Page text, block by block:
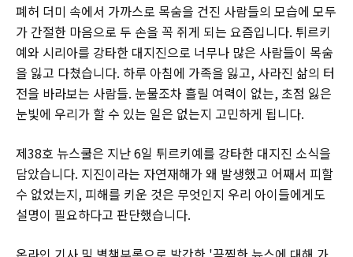
폐허 더미 속에서 가까스로 목숨을 건진 사람들의 모습에 모두
가 간절한 마음으로 두 손을 꼭 쥐게 되는 요즘입니다. 튀르키
예와 시리아를 강타한 대지진으로 너무나 많은 사람들이 목숨
을 잃고 다쳤습니다. 하루 아침에 가족을 잃고, 사라진 삶의 터
전을 바라보는 사람들. 눈물조차 흘릴 여력이 없는, 초점 잃은
눈빛에 우리가 할 수 있는 일은 없는지 고민하게 됩니다.
제38호 뉴스쿨은 지난 6일 튀르키예를 강타한 대지진 소식을
담았습니다. 지진이라는 자연재해가 왜 발생했고 어째서 피할
수 없었는지, 피해를 키운 것은 무엇인지 우리 아이들에게도
설명이 필요하다고 판단했습니다.